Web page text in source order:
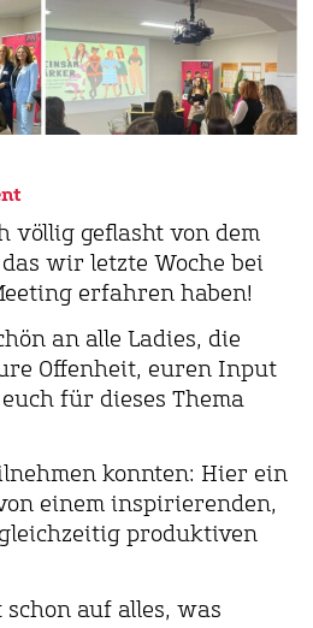
völlig geflasht von dem
wir letzte Woche bei
erfahren haben!
an alle Ladies, die
Offenheit, euren Input
für dieses Thema
konnten: Hier ein
einem inspirierenden,
produktiven
auf alles, was